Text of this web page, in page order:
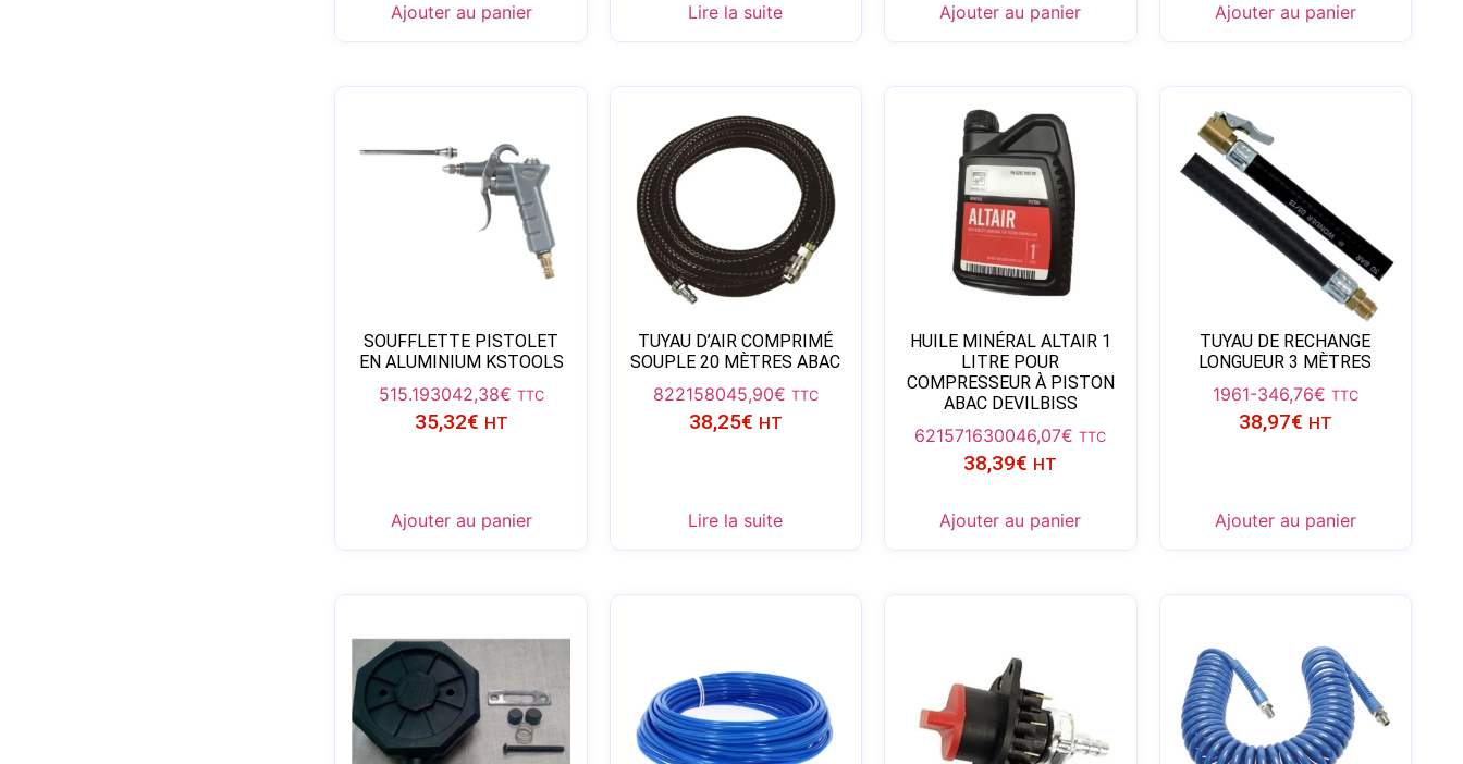
Ajouter au panier Lire la suite Ajouter au panier Ajouter au panier
SOUFFLETTE PISTOLET
EN ALUMINIUM KSTOOLS
515.193042,38€ TTC
35,32€ HT
Ajouter au panier
TUYAU D’AIR COMPRIMÉ
SOUPLE 20 MÈTRES ABAC
822158045,90€ TTC
38,25€ HT
Lire la suite
HUILE MINÉRAL ALTAIR 1
LITRE POUR
COMPRESSEUR À PISTON
ABAC DEVILBISS
621571630046,07€ TTC
38,39€ HT
Ajouter au panier
TUYAU DE RECHANGE
LONGUEUR 3 MÈTRES
1961-346,76€ TTC
38,97€ HT
Ajouter au panier